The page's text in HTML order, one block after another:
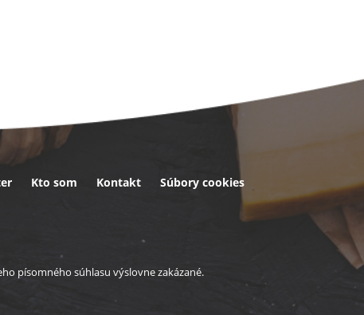
Kto som Kontakt Súbory cookies
písomného súhlasu výslovne zakázané.